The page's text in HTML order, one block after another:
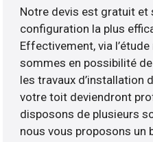
Notre devis est gratuit et
configuration la plus
Effectivement, via
sommes en possibilité
les travaux d’installation
votre toit deviendront
disposons de plusieurs
nous vous proposons un